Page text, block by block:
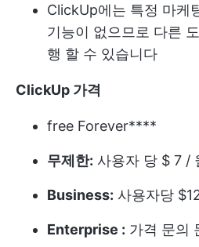
ClickUp에는 특정 마케
기능이 없으므로 다른
행 할 수 있습니다
ClickUp 가격
free Forever****
무제한: 사용자 당 $ 7 /
Business: 사용자당
Enterprise : 가격 문의